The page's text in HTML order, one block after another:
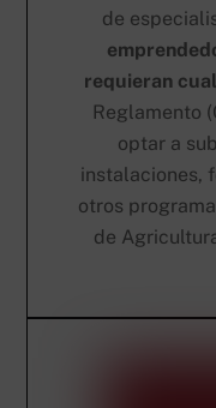
de
requieran
Reglamento
optar a
instalaciones,
otros
de